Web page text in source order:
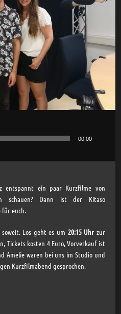
00:00
entspannt ein paar Kurzfilme von
schauen? Dann ist der Kitaso
für euch.
Los geht es um 20:15 Uhr zur
Tickets kosten 4 Euro, Vorverkauf ist
Amelie waren bei uns im Studio und
Kurzfilmabend gesprochen.